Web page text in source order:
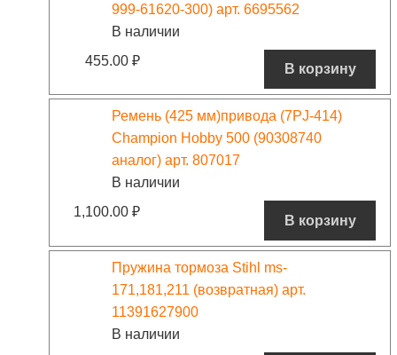
999-61620-300) арт. 6695562
В наличии
455.00 ₽
В корзину
Ремень (425 мм)привода (7PJ-414)
Champion Hobby 500 (90308740
аналог) арт. 807017
В наличии
1,100.00 ₽
В корзину
Пружина тормоза Stihl ms-
171,181,211 (возвратная) арт.
11391627900
В наличии